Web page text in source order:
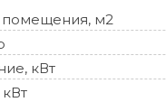
м2
кВт